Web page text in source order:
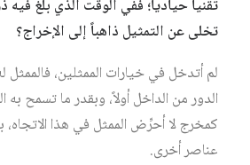
تقنياً حيادياً؛ ففي الوقت الذي بلغ فيه
تخلى عن التمثيل ذاهباً إلى الإخراج؟
لم أتدخل في خيارات الممثلين،
الدور من الداخل أولاً، وبقدر ما تسمح به
كمخرج لا أحرِّض الممثل في هذا
عناصر أخرى.